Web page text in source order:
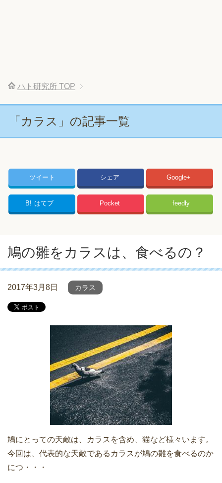
ハト研究所 TOP
「カラス」の記事一覧
ツイート シェア Google+
B! はてブ Pocket feedly
鳩の雛をカラスは、食べるの？
2017年3月8日 カラス
鳩にとっての天敵は、カラスを含め、猫など様々います。
今回は、代表的な天敵であるカラスが鳩の雛を食べるのか
につ・・・